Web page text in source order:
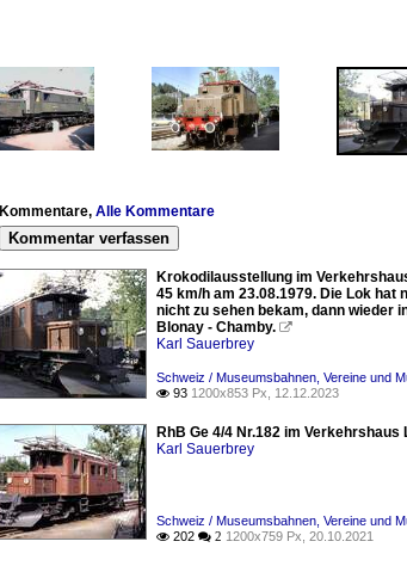
Kommentare, Alle Kommentare
Kommentar verfassen
Krokodilausstellung im
45 km/h am 23.08.1979. Die Lok
nicht zu sehen bekam, dann wieder
Blonay - Chamby. 
Karl Sauerbrey
Schweiz / Museumsbahnen, Vereine und
 93 1200x853 Px, 12.12.2023
RhB Ge 4/4 Nr.182 im Verkehrshaus
Karl Sauerbrey
Schweiz / Museumsbahnen, Vereine und
 202  2 1200x759 Px, 20.10.2021